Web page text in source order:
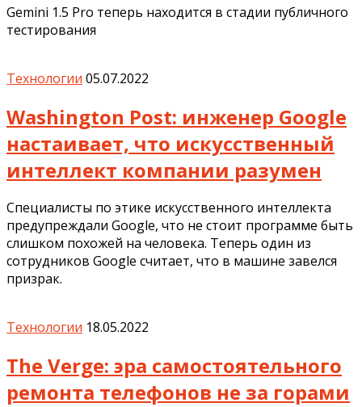
Gemini 1.5 Pro теперь находится в стадии публичного
тестирования
Технологии 05.07.2022
Washington Post: инженер Google
настаивает, что искусственный
интеллект компании разумен
Специалисты по этике искусственного интеллекта
предупреждали Google, что не стоит программе быть
слишком похожей на человека. Теперь один из
сотрудников Google считает, что в машине завелся
призрак.
Технологии 18.05.2022
The Verge: эра самостоятельного
ремонта телефонов не за горами